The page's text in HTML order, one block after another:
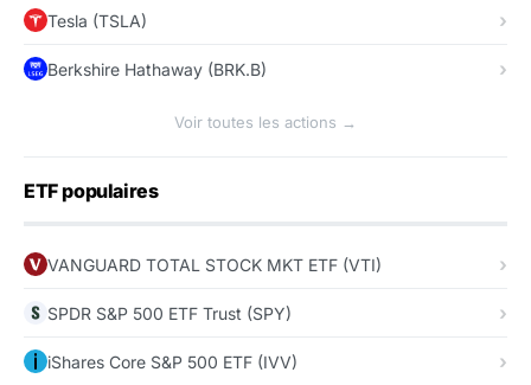
Tesla (TSLA)
Berkshire Hathaway (BRK.B)
Voir toutes les actions →
ETF populaires
VANGUARD TOTAL STOCK MKT ETF (VTI)
SPDR S&P 500 ETF Trust (SPY)
iShares Core S&P 500 ETF (IVV)